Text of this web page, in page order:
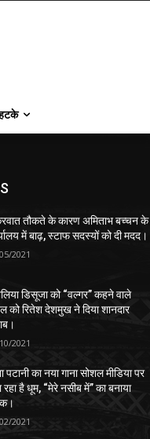
तौकते के कारण अमिताभ बच्चन के
में बाढ़, स्टाफ सदस्यों को दी मदद।
2021
डिसूजा को “वल्गर” कहने वाले
को रितेश देशमुख ने दिया शानदार
2021
पटानी का नया गाना सोशल मीडिया पर
रहा है धूम, “मेरे नसीब में” का बनाया
2021